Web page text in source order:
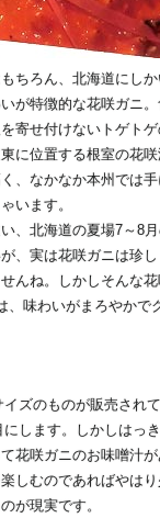
ちろん、北海道にし
が特徴的な花咲ガニ
寄せ付けないトゲト
に位置する根室の花
、なかなか本州では
います。
、北海道の夏場7～8
、実は花咲ガニは珍
んね。しかしそんな
、味わいがまろやか
ズのものが販売され
します。しかしはっ
花咲ガニのお味噌汁
しむのであればやは
が現実です。